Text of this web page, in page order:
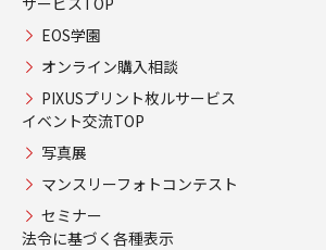
EOS学園
オンライン購入相談
PIXUSプリント枚ルサービス
イベント交流TOP
写真展
マンスリーフォトコンテスト
セミナー
法令に基づく各種表示